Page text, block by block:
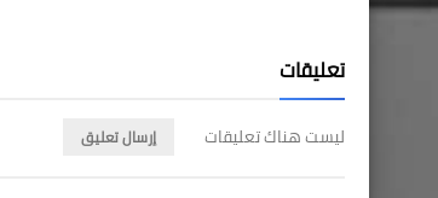
تعليقات
ليست هناك تعليقات إرسال تعليق